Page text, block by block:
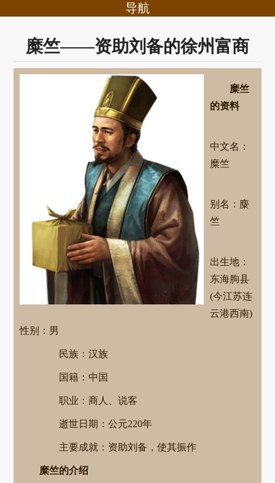
导航
糜竺——资助刘备的徐州富商
糜竺
的资料
中文名：
糜竺
别名：麋
竺
出生地：
东海朐县
(今江苏连
云港西南)
性别：男
民族：汉族
国籍：中国
职业：商人、说客
逝世日期：公元220年
主要成就：资助刘备，使其振作
糜竺的介绍